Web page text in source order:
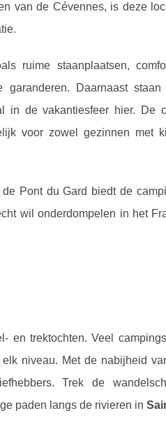
van de Cévennes, is deze
ruime staanplaatsen,
Daarnaast
in de vakantiesfeer hier. De
voor zowel gezinnen met
Pont du Gard biedt de
wil onderdompelen in het
en trektochten. Veel
niveau. Met de nabijheid
Trek de
paden langs de rivieren in